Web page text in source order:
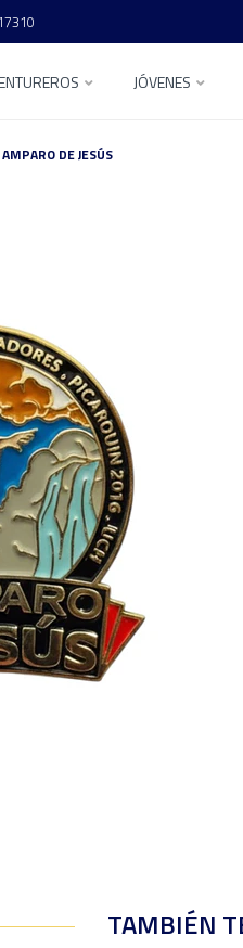
JÓVENES
DE JESÚS
TAMBIÉN